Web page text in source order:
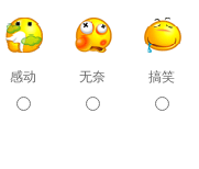
感动 无奈 搞笑